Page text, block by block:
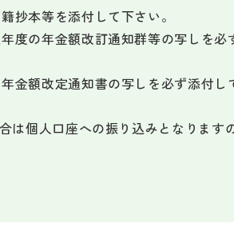
抄本等を添付して下さい。
度の年金額改訂通知群等の写しを必
金額改定通知書の写しを必ず添付し
は個人口座への振り込みとなります